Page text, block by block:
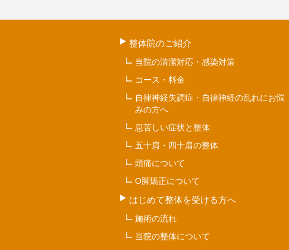
整体院のご紹介
当院の清潔対応・感染対策
コース・料金
自律神経失調症・自律神経の乱れにお悩
みの方へ
息苦しい症状と整体
五十肩・四十肩の整体
頭痛について
O脚矯正について
はじめて整体を受ける方へ
施術の流れ
当院の整体について